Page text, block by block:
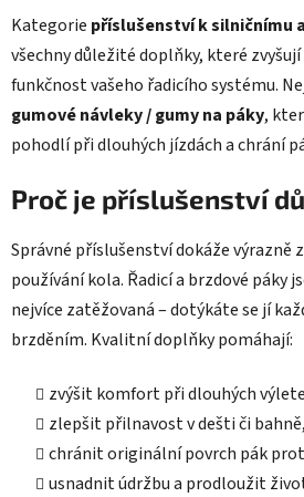
p
r
v
k
y
v
p
s
u
Kategorie příslušenství k silničnímu
všechny důležité doplňky, které
funkčnost vašeho řadicího systému.
gumové návleky / gumy na páky,
pohodlí při dlouhých jízdách a chrání
Proč je příslušenství
Správné příslušenství dokáže výrazně
používání kola. Řadicí a brzdové páky
nejvíce zatěžovaná – dotýkáte se jí
brzděním. Kvalitní doplňky pomáhají:
zvýšit komfort při dlouhých
zlepšit přilnavost v dešti či bahně,
chránit originální povrch pák
usnadnit údržbu a prodloužit